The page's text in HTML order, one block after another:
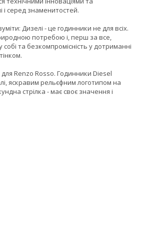
серед знаменитостей.
Дизелі - це годинники не для всіх.
потребою і, перш за все,
та безкомпромісність у дотриманні
Renzo Rosso. Годинники Diesel
яскравим рельєфним логотипом на
стрілка - має своє значення і